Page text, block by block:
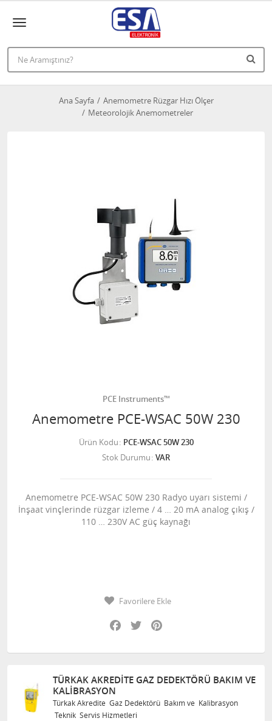
Ana Sayfa
Anemometre Rüzgar Hızı Ölçer
Meteorolojik Anemometreler
PCE Instruments™
Anemometre PCE-WSAC 50W 230
Ürün Kodu PCE-WSAC 50W 230
Stok Durumu VAR
Anemometre PCE-WSAC 50W 230 Radyo uyarı sistemi /
İnşaat vinçlerinde rüzgar izleme / 4 … 20 mA analog çıkış /
110 … 230V AC güç kaynağı
Favorilere Ekle
Facebook
Twitter
TÜRKAK AKREDITE GAZ DEDEKTÖRÜ BAKIM VE
KALIBRASYON
Türkak Akredite Gaz Dedektörü Bakım ve Kalibrasyon
Teknik Servis Hizmetleri